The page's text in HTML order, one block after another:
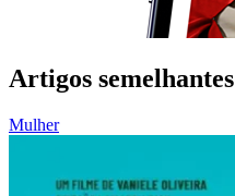
Artigos semelhantes
Mulher